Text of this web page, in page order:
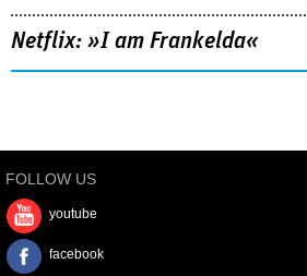
Netflix: »I am Frankelda«
FOLLOW US
youtube
facebook